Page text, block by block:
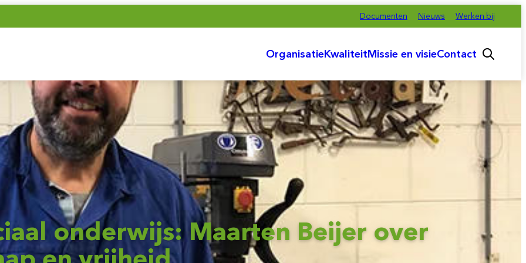
Documenten Nieuws Werken bij
Hoofdmenu
OrganisatieKwaliteitMissie en visieContact
onderwijs: Maarten Beijer over